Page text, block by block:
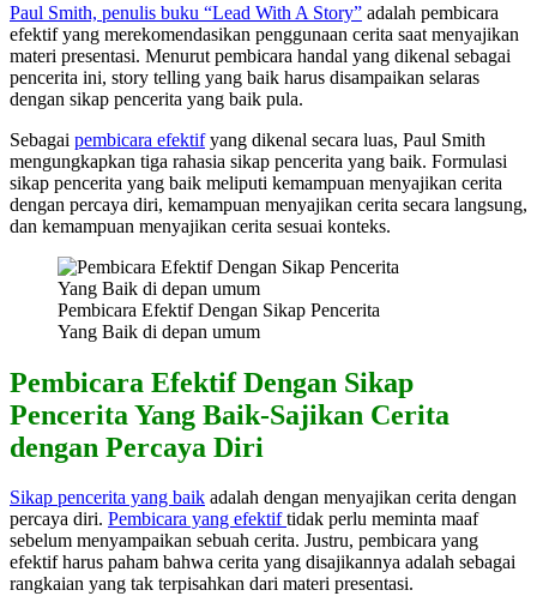
Paul Smith, penulis buku “Lead With A Story” adalah pembicara
efektif yang merekomendasikan penggunaan cerita saat menyajikan
materi presentasi. Menurut pembicara handal yang dikenal sebagai
pencerita ini, story telling yang baik harus disampaikan selaras
dengan sikap pencerita yang baik pula.
Sebagai pembicara efektifyang dikenal secara luas, Paul Smith
mengungkapkan tiga rahasia sikap pencerita yang baik. Formulasi
sikap pencerita yang baik meliputi kemampuan menyajikan cerita
dengan percaya diri, kemampuan menyajikan cerita secara langsung,
dan kemampuan menyajikan cerita sesuai konteks.
Pembicara Efektif Dengan Sikap Pencerita
Yang Baik di depan umum
Pembicara Efektif Dengan Sikap
Pencerita Yang Baik-Sajikan Cerita
dengan Percaya Diri
Sikap pencerita yang baik adalah dengan menyajikan cerita dengan
percaya diri. Pembicara yang efektiftidak perlu meminta maaf
sebelum menyampaikan sebuah cerita. Justru, pembicara yang
efektif harus paham bahwa cerita yang disajikannya adalah sebagai
rangkaian yang tak terpisahkan dari materi presentasi.